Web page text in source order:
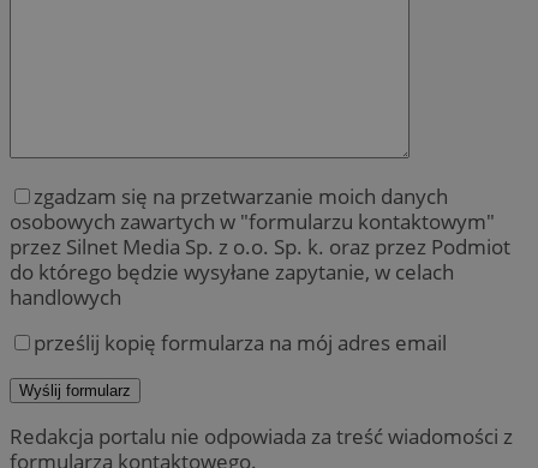
zgadzam się na przetwarzanie moich danych
osobowych zawartych w "formularzu kontaktowym"
przez Silnet Media Sp. z o.o. Sp. k. oraz przez Podmiot
do którego będzie wysyłane zapytanie, w celach
handlowych
prześlij kopię formularza na mój adres email
Redakcja portalu nie odpowiada za treść wiadomości z
formularza kontaktowego.